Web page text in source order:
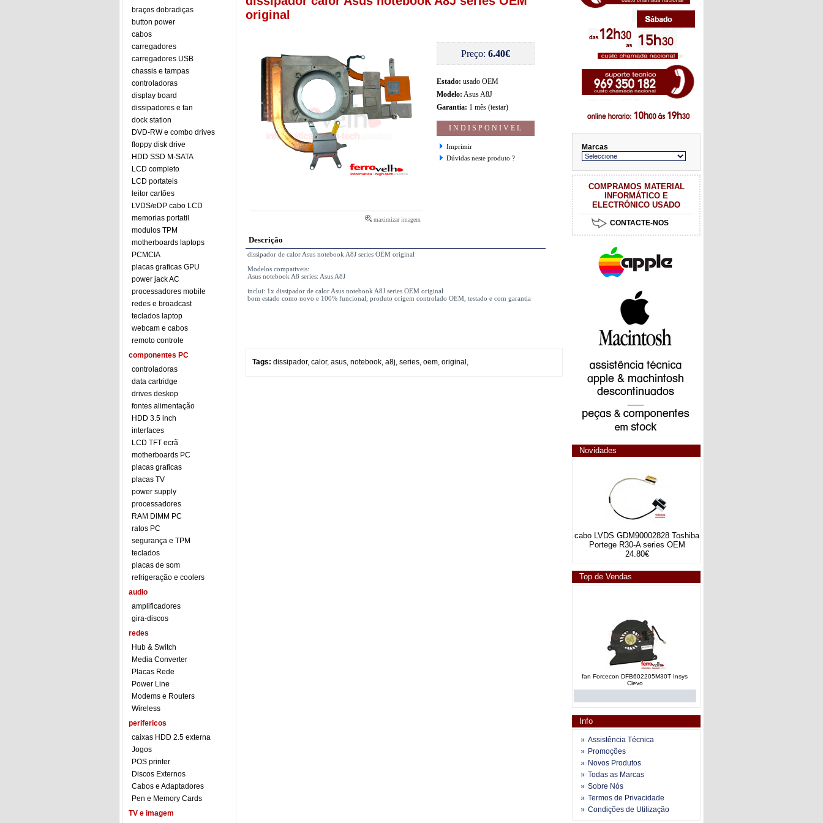
braços dobradiças
button power
cabos
carregadores
carregadores USB
chassis e tampas
controladoras
display board
dissipadores e fan
dock station
DVD-RW e combo drives
floppy disk drive
HDD SSD M-SATA
LCD completo
LCD portateis
leitor cartões
LVDS/eDP cabo LCD
memorias portatil
modulos TPM
motherboards laptops
PCMCIA
placas graficas GPU
power jack AC
processadores mobile
redes e broadcast
teclados laptop
webcam e cabos
remoto controle
componentes PC
controladoras
data cartridge
drives deskop
fontes alimentação
HDD 3.5 inch
interfaces
LCD TFT ecrã
motherboards PC
placas graficas
placas TV
power supply
processadores
RAM DIMM PC
ratos PC
segurança e TPM
teclados
placas de som
refrigeração e coolers
audio
amplificadores
gira-discos
redes
Hub & Switch
Media Converter
Placas Rede
Power Line
Modems e Routers
Wireless
perifericos
caixas HDD 2.5 externa
Jogos
POS printer
Discos Externos
Cabos e Adaptadores
Pen e Memory Cards
TV e imagem
original
maximizar imagem
Preço: 6.40€
Estado: usado OEM
Modelo: Asus A8J
Garantia: 1 mês (testar)
INDISPONIVEL
Imprimir
Dúvidas neste produto ?
Descrição
dissipador de calor Asus notebook A8J series OEM original
Modelos compativeis:
Asus notebook A8 series: Asus A8J
inclui: 1x dissipador de calor Asus notebook A8J series OEM original
bom estado como novo e 100% funcional, produto origem controlado OEM, testado e com garantia
Tags: dissipador, calor, asus, notebook, a8j, series, oem, original ,
Marcas
COMPRAMOS MATERIAL
INFORMÁTICO E
ELECTRÓNICO USADO
CONTACTE-NOS
Novidades
cabo LVDS GDM90002828 Toshiba
Portege R30-A series OEM
24.80€
Top de Vendas
Clevo
fan e dissipador calor AT019000110
Toshiba Satellite A200 series
Info
Assistência Técnica
Promoções
Novos Produtos
Todas as Marcas
Sobre Nós
Termos de Privacidade
Condições de Utilização